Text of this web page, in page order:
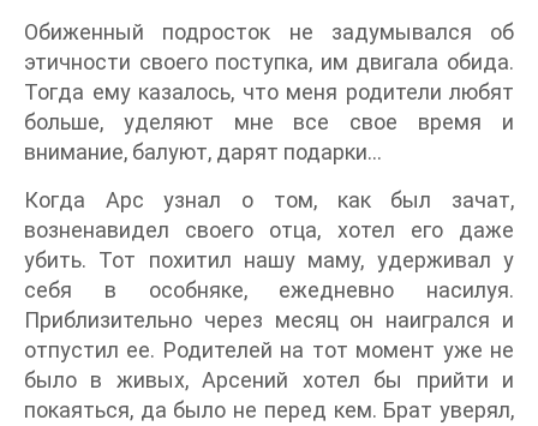
Обиженный подросток не задумывался об
этичности своего поступка, им двигала обида.
Тогда ему казалось, что меня родители любят
больше, уделяют мне все свое время и
внимание, балуют, дарят подарки…
Когда Арс узнал о том, как был зачат,
возненавидел своего отца, хотел его даже
убить. Тот похитил нашу маму, удерживал у
себя в особняке, ежедневно насилуя.
Приблизительно через месяц он наигрался и
отпустил ее. Родителей на тот момент уже не
было в живых, Арсений хотел бы прийти и
покаяться, да было не перед кем. Брат уверял,